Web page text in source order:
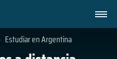
Estudiar en Argentina